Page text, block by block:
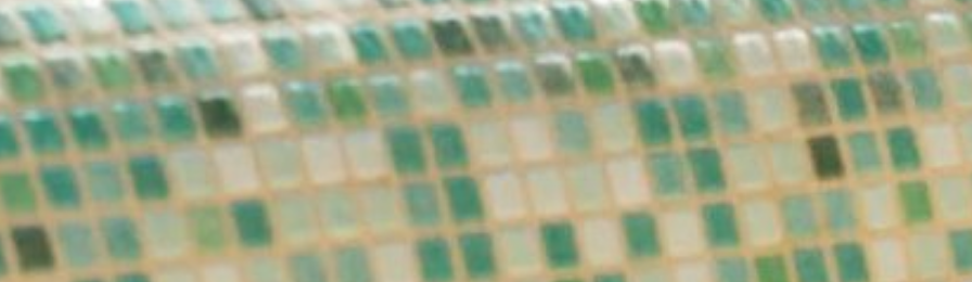
Accord au marketing*
*champs obligatoires
Envoyer